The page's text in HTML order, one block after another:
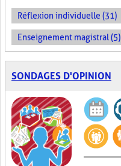
Réflexion individuelle (31)
Enseignement magistral (5)
SONDAGES D'OPINION